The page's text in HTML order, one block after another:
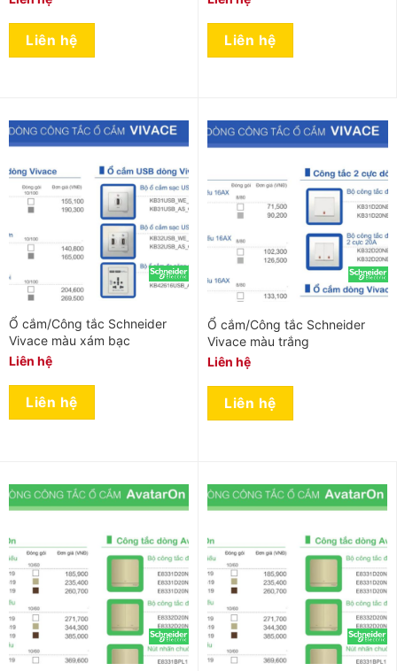
Liên hệ Liên hệ
Ổ cắm/Công tắc Schneider
Vivace màu xám bạc
Liên hệ
Liên hệ
Ổ cắm/Công tắc Schneider
Vivace màu trắng
Liên hệ
Liên hệ